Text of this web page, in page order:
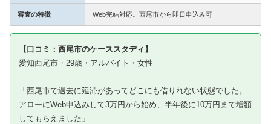
審査の特徴 Web完結対応。西尾市から即日申込み可
【口コミ：西尾市のケーススタディ】
愛知西尾市・29歳・アルバイト・女性
「西尾市で過去に延滞があってどこにも借りれない状態でした。
アローにWeb申込みして3万円から始め、半年後に10万円まで増額
してもらえました」